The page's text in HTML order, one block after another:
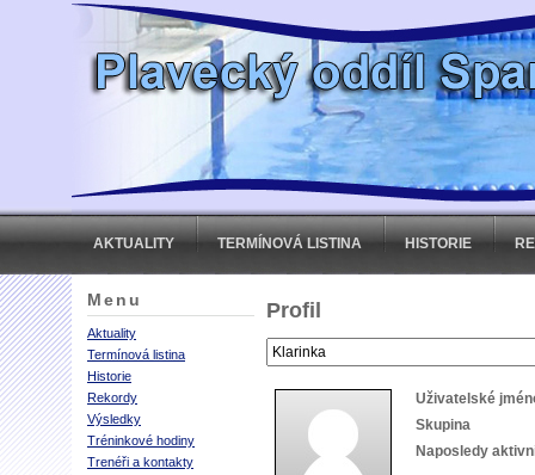
AKTUALITY TERMÍNOVÁ LISTINA HISTORIE
Menu
Aktuality
Termínová listina
Historie
Rekordy
Výsledky
Tréninkové hodiny
Trenéři a kontakty
Profil
Uživatelské
Skupina
Naposledy